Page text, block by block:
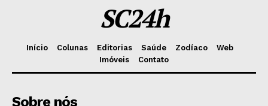
SC24h
Início Colunas Editorias Saúde Zodíaco
Web
Imóveis
Contato
Sobre nós